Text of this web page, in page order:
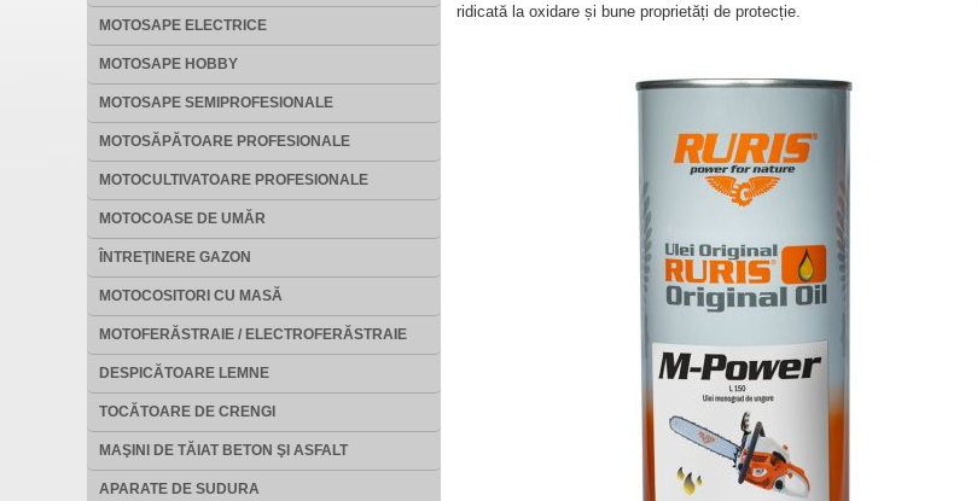
MOTOSAPE ELECTRICE
MOTOSAPE HOBBY
MOTOSAPE SEMIPROFESIONALE
MOTOSĂPĂTOARE PROFESIONALE
MOTOCULTIVATOARE PROFESIONALE
MOTOCOASE DE UMĂR
ÎNTREŢINERE GAZON
MOTOCOSITORI CU MASĂ
MOTOFERĂSTRAIE / ELECTROFERĂSTRAIE
DESPICĂTOARE LEMNE
TOCĂTOARE DE CRENGI
MAŞINI DE TĂIAT BETON ŞI ASFALT
APARATE DE SUDURA
ridicată la oxidare și bune proprietăți de protecție.